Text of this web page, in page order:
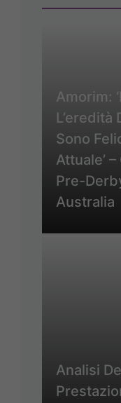
Amorim:
L’eredità
Sono
Attuale’
Pre-
Australia
Analisi